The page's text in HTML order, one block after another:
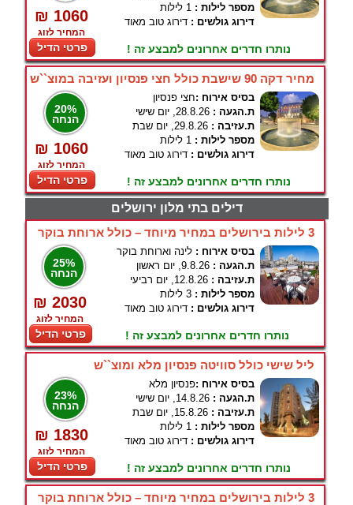
₪ 1060
המחיר לזוג
פרטי הדיל
מספר לילות : 1 לילות
דירוג גולשים : דירוג טוב מאוד
נותרו חדרים אחרונים למבצע זה !
מחיר דקה 90 שישבת כולל חצי פנסיון ועזיבה במוצ``ש
20%
הנחה
₪ 1060
המחיר לזוג
פרטי הדיל
בסיס אירוח :חצי פנסיון
ת.הגעה : 28.8.26, יום שישי
ת.עזיבה : 29.8.26, יום שבת
מספר לילות : 1 לילות
דירוג גולשים : דירוג טוב מאוד
נותרו חדרים אחרונים למבצע זה !
דילים בתי מלון ירושלים
3 לילות בירושלים במחיר מיוחד – כולל ארוחת בוקר
25%
הנחה
₪ 2030
המחיר לזוג
פרטי הדיל
בסיס אירוח : לינה וארוחת בוקר
ת.הגעה : 9.8.26, יום ראשון
ת.עזיבה : 12.8.26, יום רביעי
מספר לילות : 3 לילות
דירוג גולשים : דירוג טוב מאוד
נותרו חדרים אחרונים למבצע זה !
ליל שישי כולל סוויטה פנסיון מלא ומוצ``ש
23%
הנחה
₪ 1830
המחיר לזוג
פרטי הדיל
בסיס אירוח :פנסיון מלא
ת.הגעה : 14.8.26, יום שישי
ת.עזיבה : 15.8.26, יום שבת
מספר לילות : 1 לילות
דירוג גולשים : דירוג טוב מאוד
נותרו חדרים אחרונים למבצע זה !
3 לילות בירושלים במחיר מיוחד – כולל ארוחת בוקר